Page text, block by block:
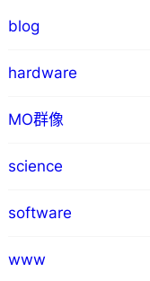
blog
hardware
MO群像
science
software
www